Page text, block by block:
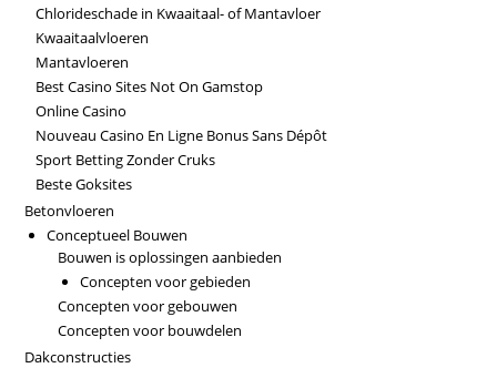
Chlorideschade in Kwaaitaal- of Mantavloer
Kwaaitaalvloeren
Mantavloeren
Best Casino Sites Not On Gamstop
Online Casino
Nouveau Casino En Ligne Bonus Sans Dépôt
Sport Betting Zonder Cruks
Beste Goksites
Betonvloeren
Conceptueel Bouwen
Bouwen is oplossingen aanbieden
Concepten voor gebieden
Concepten voor gebouwen
Concepten voor bouwdelen
Dakconstructies